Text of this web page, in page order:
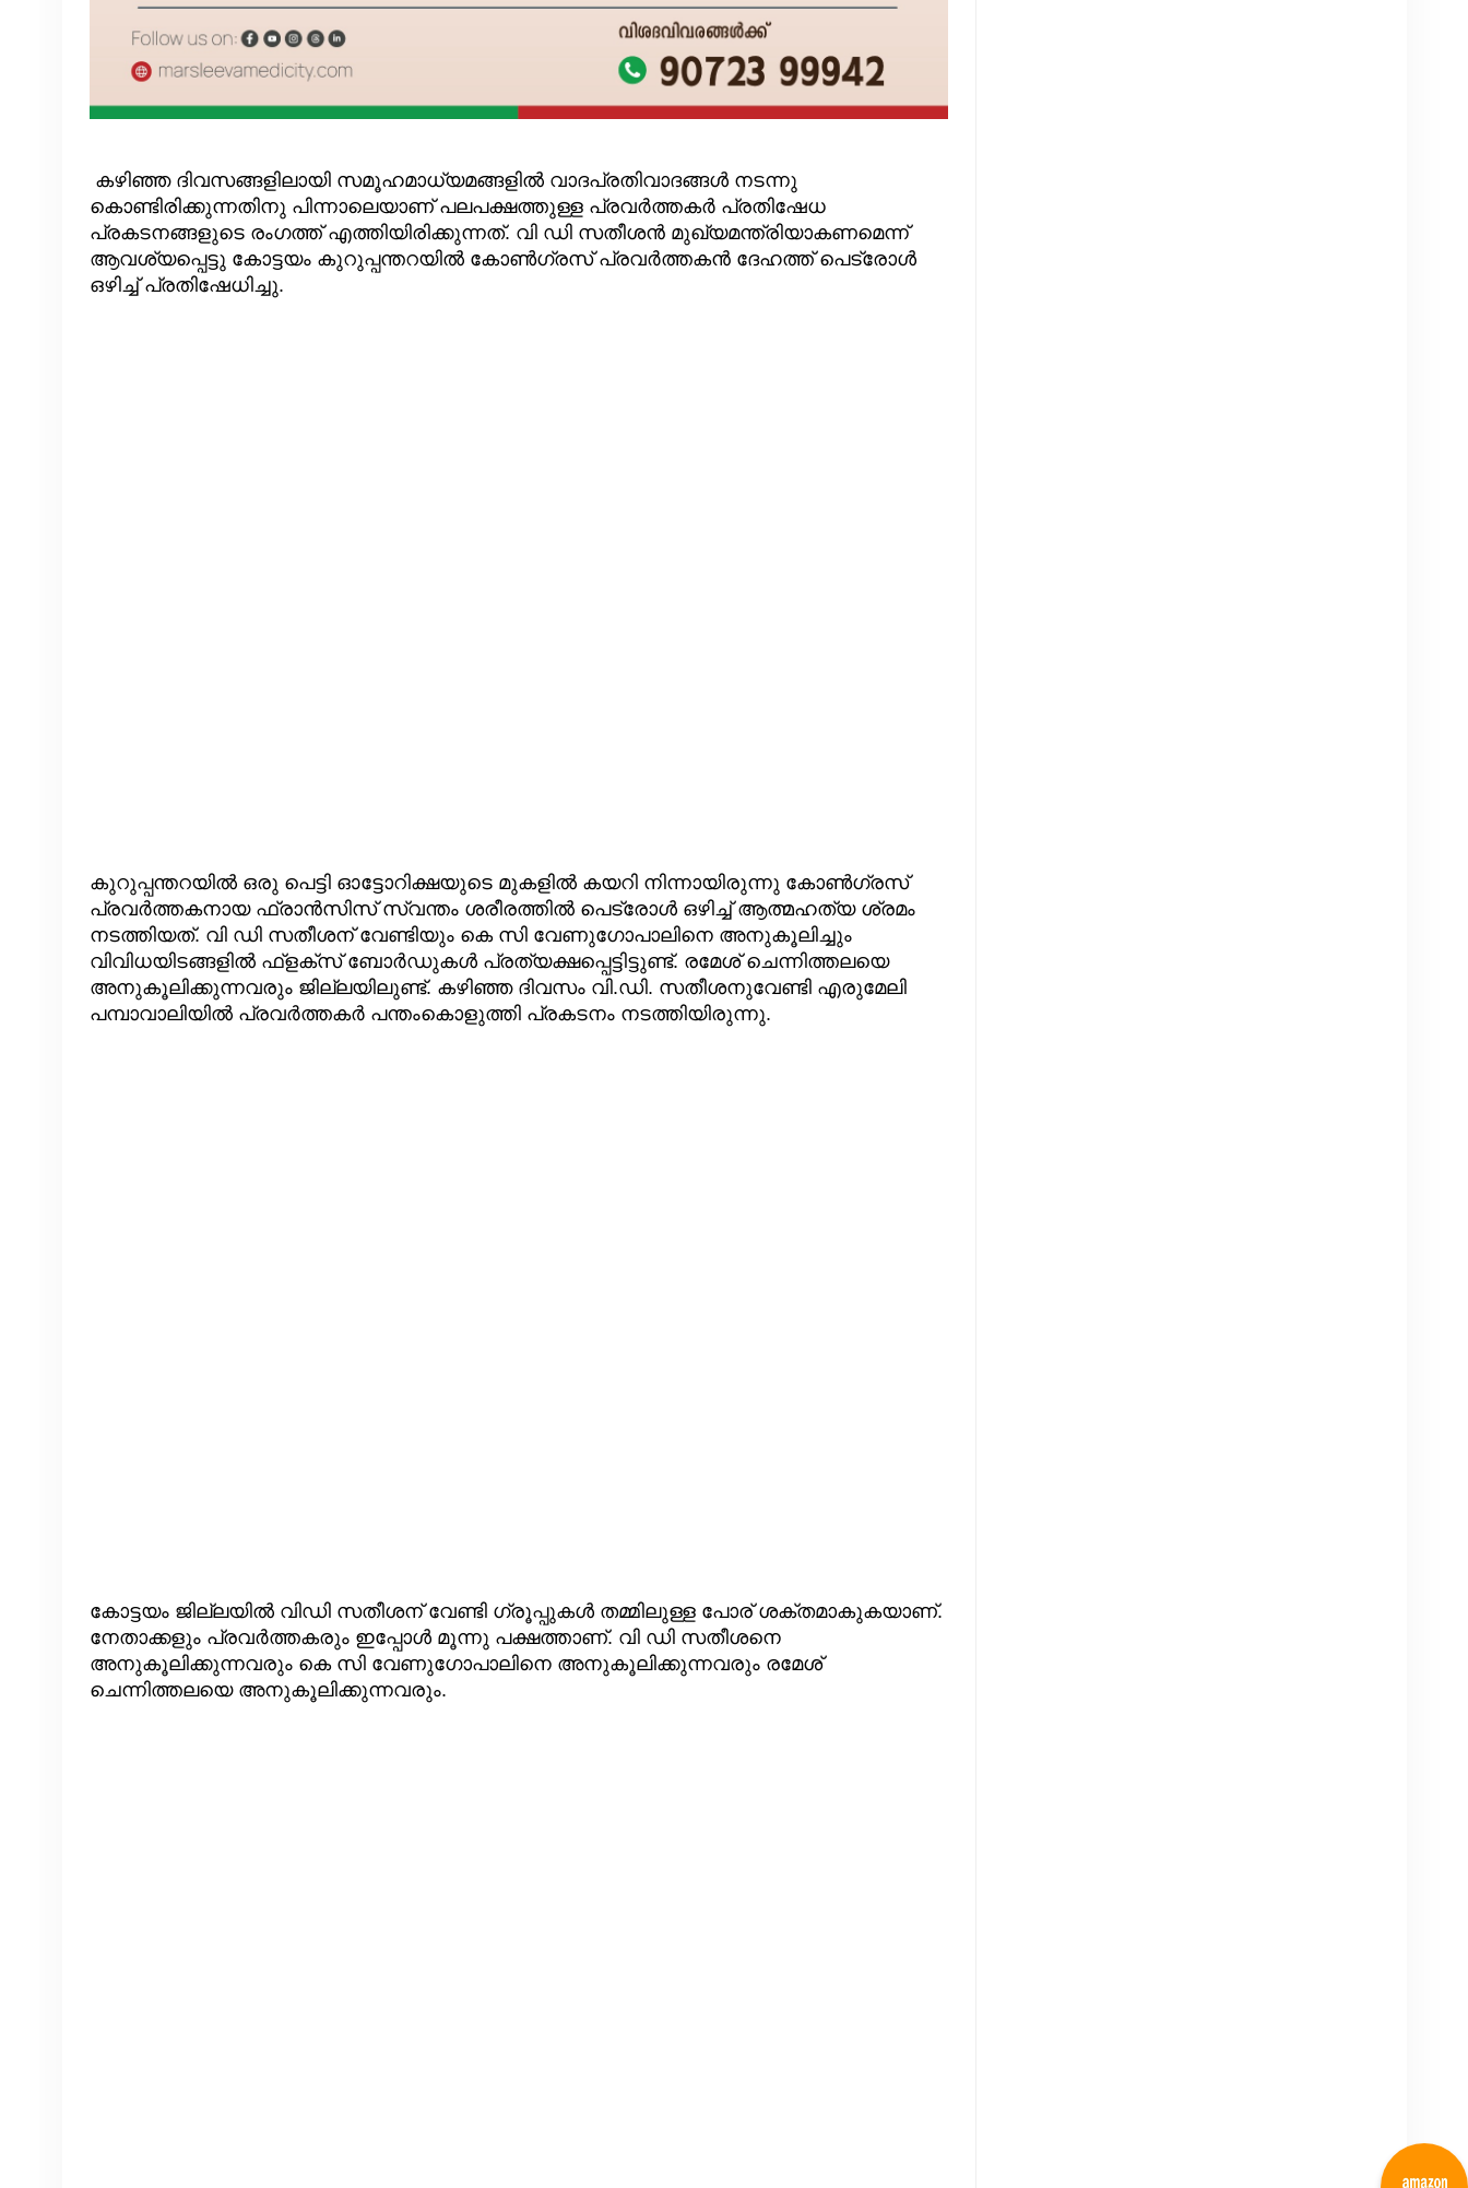
കഴിഞ്ഞ ദിവസങ്ങളിലായി സമൂഹമാധ്യമങ്ങളിൽ വാദപ്രതിവാദങ്ങൾ നടന്നു
കൊണ്ടിരിക്കുന്നതിനു പിന്നാലെയാണ് പലപക്ഷത്തുള്ള പ്രവർത്തകർ പ്രതിഷേധ
പ്രകടനങ്ങളുടെ രംഗത്ത് എത്തിയിരിക്കുന്നത്. വി ഡി സതീശൻ മുഖ്യമന്ത്രിയാകണമെന്ന്
ആവശ്യപ്പെട്ടു കോട്ടയം കുറുപ്പന്തറയിൽ കോൺഗ്രസ് പ്രവർത്തകൻ ദേഹത്ത് പെട്രോൾ
ഒഴിച്ച് പ്രതിഷേധിച്ചു.
കുറുപ്പന്തറയിൽ ഒരു പെട്ടി ഓട്ടോറിക്ഷയുടെ മുകളിൽ കയറി നിന്നായിരുന്നു കോൺഗ്രസ്
പ്രവർത്തകനായ ഫ്രാൻസിസ് സ്വന്തം ശരീരത്തിൽ പെട്രോൾ ഒഴിച്ച് ആത്മഹത്യ ശ്രമം
നടത്തിയത്. വി ഡി സതീശന് വേണ്ടിയും കെ സി വേണുഗോപാലിനെ അനുകൂലിച്ചും
വിവിധയിടങ്ങളിൽ ഫ്ളക്സ് ബോർഡുകൾ പ്രത്യക്ഷപ്പെട്ടിട്ടുണ്ട്. രമേശ് ചെന്നിത്തലയെ
അനുകൂലിക്കുന്നവരും ജില്ലയിലുണ്ട്. കഴിഞ്ഞ ദിവസം വി.ഡി. സതീശനുവേണ്ടി എരുമേലി
പമ്പാവാലിയിൽ പ്രവർത്തകർ പന്തംകൊളുത്തി പ്രകടനം നടത്തിയിരുന്നു.
കോട്ടയം ജില്ലയിൽ വിഡി സതീശന് വേണ്ടി ഗ്രൂപ്പുകൾ തമ്മിലുള്ള പോര് ശക്തമാകുകയാണ്.
നേതാക്കളും പ്രവർത്തകരും ഇപ്പോൾ മൂന്നു പക്ഷത്താണ്. വി ഡി സതീശനെ
അനുകൂലിക്കുന്നവരും കെ സി വേണുഗോപാലിനെ അനുകൂലിക്കുന്നവരും രമേശ്
ചെന്നിത്തലയെ അനുകൂലിക്കുന്നവരും.